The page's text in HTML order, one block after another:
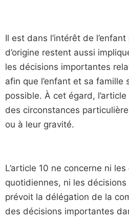
Il est dans l’intérêt de
d’origine restent aussi
les décisions importantes
afin que l’enfant et sa famille
possible. À cet égard, l’article
des circonstances
ou à leur gravité.
L’article 10 ne concerne ni
quotidiennes, ni les décisions
prévoit la délégation de la
des décisions importantes